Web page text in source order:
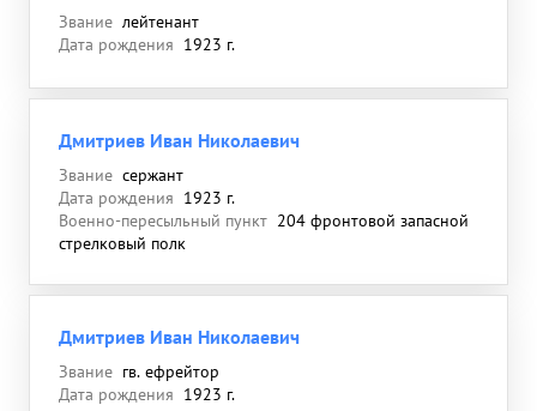
Звание лейтенант
Дата рождения 1923 г.
Дмитриев Иван Николаевич
Звание сержант
Дата рождения 1923 г.
Военно-пересыльный пункт 204 фронтовой запасной
стрелковый полк
Дмитриев Иван Николаевич
Звание гв. ефрейтор
Дата рождения 1923 г.